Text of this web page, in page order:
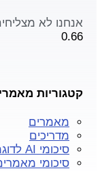
אנחנו לא
קטגוריות
מאמרים
מדריכים
סיכומי AI לדוגמא
סיכומי